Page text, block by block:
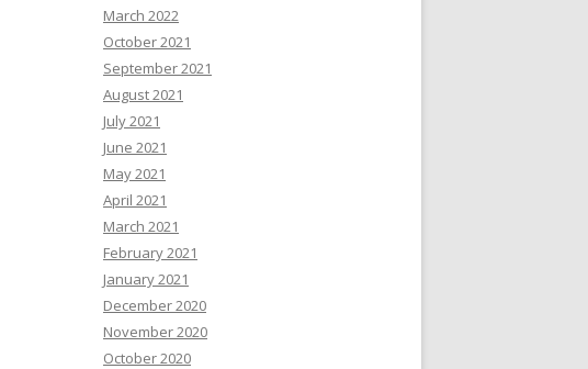
March 2022
October 2021
September 2021
August 2021
July 2021
June 2021
May 2021
April 2021
March 2021
February 2021
January 2021
December 2020
November 2020
October 2020